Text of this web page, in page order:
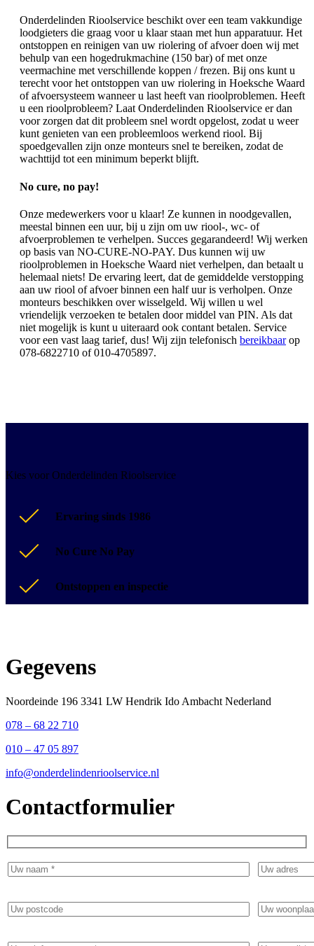
Onderdelinden Rioolservice beschikt over een team vakkundige
loodgieters die graag voor u klaar staan met hun apparatuur. Het
ontstoppen en reinigen van uw riolering of afvoer doen wij met
behulp van een hogedrukmachine (150 bar) of met onze
veermachine met verschillende koppen / frezen. Bij ons kunt u
terecht voor het ontstoppen van uw riolering in Hoeksche Waard
of afvoersysteem wanneer u last heeft van rioolproblemen. Heeft
u een rioolprobleem? Laat Onderdelinden Rioolservice er dan
voor zorgen dat dit probleem snel wordt opgelost, zodat u weer
kunt genieten van een probleemloos werkend riool. Bij
spoedgevallen zijn onze monteurs snel te bereiken, zodat de
wachttijd tot een minimum beperkt blijft.
No cure, no pay!
Onze medewerkers voor u klaar! Ze kunnen in noodgevallen,
meestal binnen een uur, bij u zijn om uw riool-, wc- of
afvoerproblemen te verhelpen. Succes gegarandeerd! Wij werken
op basis van NO-CURE-NO-PAY. Dus kunnen wij uw
rioolproblemen in Hoeksche Waard niet verhelpen, dan betaalt u
helemaal niets! De ervaring leert, dat de gemiddelde verstopping
aan uw riool of afvoer binnen een half uur is verholpen. Onze
monteurs beschikken over wisselgeld. Wij willen u wel
vriendelijk verzoeken te betalen door middel van PIN. Als dat
niet mogelijk is kunt u uiteraard ook contant betalen. Service
voor een vast laag tarief, dus! Wij zijn telefonisch bereikbaarop
078-6822710 of 010-4705897.
Kies voor Onderdelinden Rioolservice
Ervaring sinds 1986
No Cure No Pay
Ontstoppen en inspectie
Gegevens
Noordeinde 196 3341 LW Hendrik Ido Ambacht Nederland
078 – 68 22 710
010 – 47 05 897
info@onderdelindenrioolservice.nl
Contactformulier